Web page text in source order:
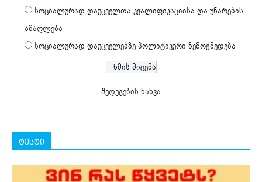
სოციალურად დაუცველთა კვალიფიკაციისა და უნარების
ამაღლება
სოციალურად დაუცველებზე პოლიტიკური ზემოქმედება
შედეგების ნახვა
ტესტი